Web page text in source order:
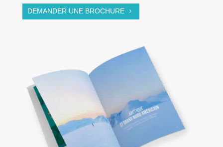
DEMANDER UNE BROCHURE